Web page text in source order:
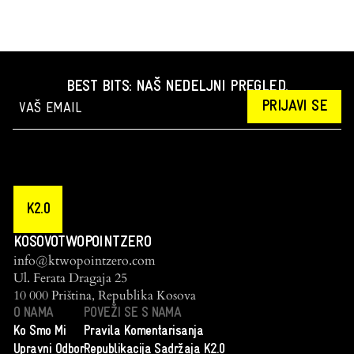
BEST BITS: NAŠ NEDELJNI PREGLED.
PRIJAVI SE
K2.0
KOSOVOTWOPOINTZERO
info@ktwopointzero.com
Ul. Ferata Dragaja 25
10 000 Priština, Republika Kosova
O NAMA
Ko Smo Mi
Upravni Odbor
POVEŽI SE S NAMA
Pravila Komentarisanja
Republikacija Sadržaja K2.0